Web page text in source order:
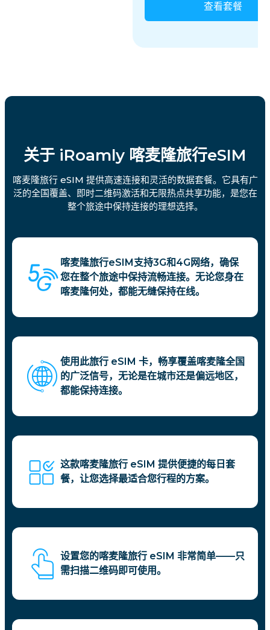
查看套餐
关于 iRoamly 喀麦隆旅行eSIM
喀麦隆旅行 eSIM 提供高速连接和灵活的数据套餐。它具有广
泛的全国覆盖、即时二维码激活和无限热点共享功能，是您在
整个旅途中保持连接的理想选择。
喀麦隆旅行eSIM支持3G和4G网络，确保
您在整个旅途中保持流畅连接。无论您身在
喀麦隆何处，都能无缝保持在线。
使用此旅行 eSIM 卡，畅享覆盖喀麦隆全国
的广泛信号，无论是在城市还是偏远地区，
都能保持连接。
这款喀麦隆旅行 eSIM 提供便捷的每日套
餐，让您选择最适合您行程的方案。
设置您的喀麦隆旅行 eSIM 非常简单——只
需扫描二维码即可使用。